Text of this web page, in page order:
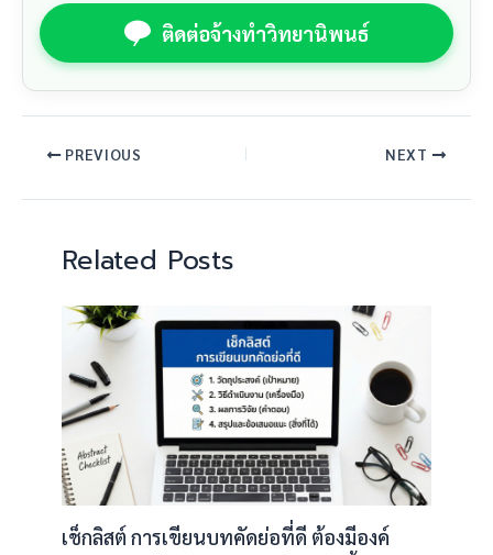
ติดต่อจ้างทำวิทยานิพนธ์
PREVIOUS NEXT
Related Posts
เช็กลิสต์ การเขียนบทคัดย่อที่ดี ต้องมีองค์